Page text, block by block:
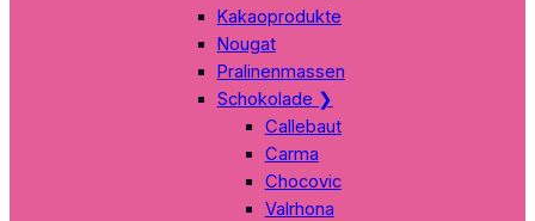
Kakaoprodukte
Nougat
Pralinenmassen
Schokolade ❯
Callebaut
Carma
Chocovic
Valrhona